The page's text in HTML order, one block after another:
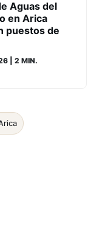
Aguas del
en Arica
puestos de
| 2 MIN.